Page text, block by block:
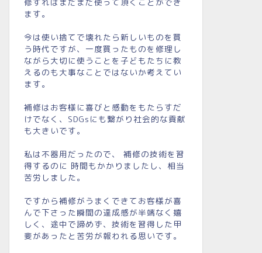
ます。
今は使い捨てで壊れたら新しいものを買
う時代ですが、一度買ったものを修理し
ながら大切に使うことを子どもたちに教
えるのも大事なことではないか考えてい
ます。
補修はお客様に喜びと感動をもたらすだ
けでなく、SDGsにも繋がり社会的な貢献
も大きいです。
私は不器用だったので、 補修の技術を習
得するのに 時間もかかりましたし、相当
苦労しました。
ですから補修がうまくできてお客様が喜
んで下さった瞬間の達成感が半端なく嬉
しく、途中で諦めず、技術を習得した甲
斐があったと苦労が報われる思いです。